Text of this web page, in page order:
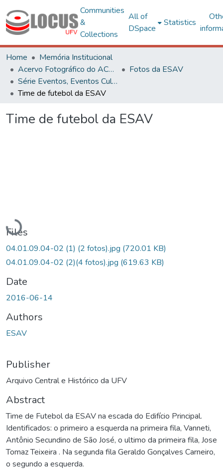
Communities
&
Collections
All of
DSpace
Statistics
Home
Memória Institucional
Acervo Fotográfico do ACH-UFV
Fotos da ESAV
Série Eventos, Eventos Culturais e Projetos
Time de futebol da ESAV
Time de futebol da ESAV
Loading...
Files
04.01.09.04-02 (1) (2 fotos).jpg (720.01 KB)
04.01.09.04-02 (2)(4 fotos).jpg (619.63 KB)
Date
2016-06-14
Authors
ESAV
Publisher
Arquivo Central e Histórico da UFV
Abstract
Time de Futebol da ESAV na escada do Edifício Principal.
Identificados: o primeiro a esquerda na primeira fila, Vanneti,
Antônio Secundino de São José, o ultimo da primeira fila, Jose
Tomaz Teixeira . Na segunda fila Geraldo Gonçalves Carneiro,
o segundo a esquerda.